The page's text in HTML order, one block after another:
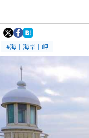
#海｜海岸｜岬